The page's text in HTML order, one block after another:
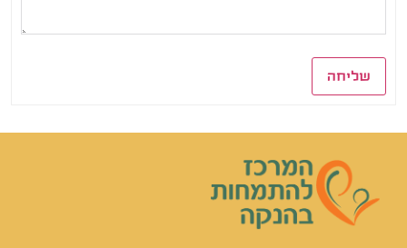
שליחה